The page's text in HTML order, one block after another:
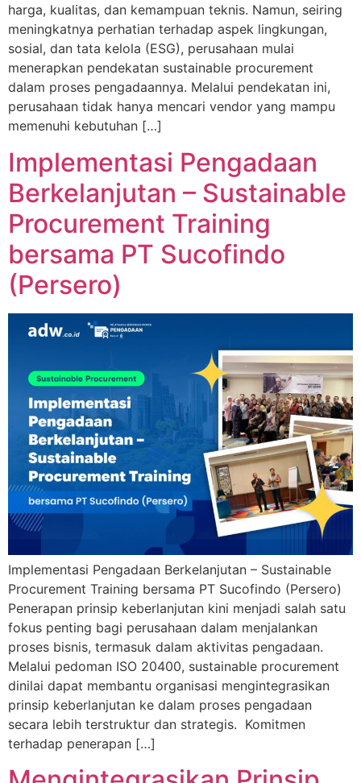
harga, kualitas, dan kemampuan teknis. Namun, seiring
meningkatnya perhatian terhadap aspek lingkungan,
sosial, dan tata kelola (ESG), perusahaan mulai
menerapkan pendekatan sustainable procurement
dalam proses pengadaannya. Melalui pendekatan ini,
perusahaan tidak hanya mencari vendor yang mampu
memenuhi kebutuhan […]
Implementasi Pengadaan
Berkelanjutan – Sustainable
Procurement Training
bersama PT Sucofindo
(Persero)
Implementasi Pengadaan Berkelanjutan – Sustainable
Procurement Training bersama PT Sucofindo (Persero)
Penerapan prinsip keberlanjutan kini menjadi salah satu
fokus penting bagi perusahaan dalam menjalankan
proses bisnis, termasuk dalam aktivitas pengadaan.
Melalui pedoman ISO 20400, sustainable procurement
dinilai dapat membantu organisasi mengintegrasikan
prinsip keberlanjutan ke dalam proses pengadaan
secara lebih terstruktur dan strategis. Komitmen
terhadap penerapan […]